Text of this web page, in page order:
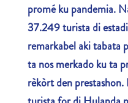
promé ku pandemia.
37.249 turista di
remarkabel aki tabata
ta nos merkado ku ta
rèkòrt den